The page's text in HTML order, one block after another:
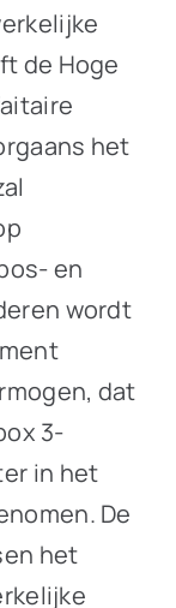
de Hoge
het
en
wordt
dat
3-
in het
De
het